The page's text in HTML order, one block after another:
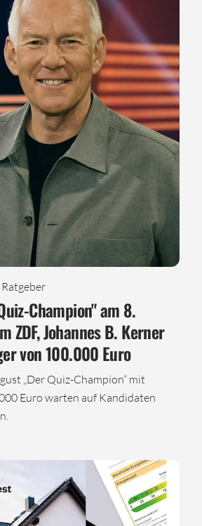
Champion" am 8.
ZDF, Johannes B. Kerner
von 100.000 Euro
„Der Quiz-Champion“ mit
Euro warten auf Kandidaten